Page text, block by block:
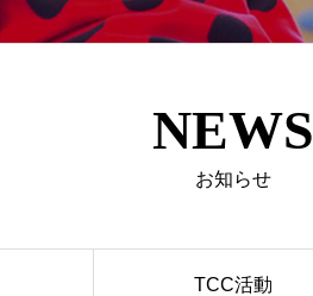
NEWS
お知らせ
TCC活動